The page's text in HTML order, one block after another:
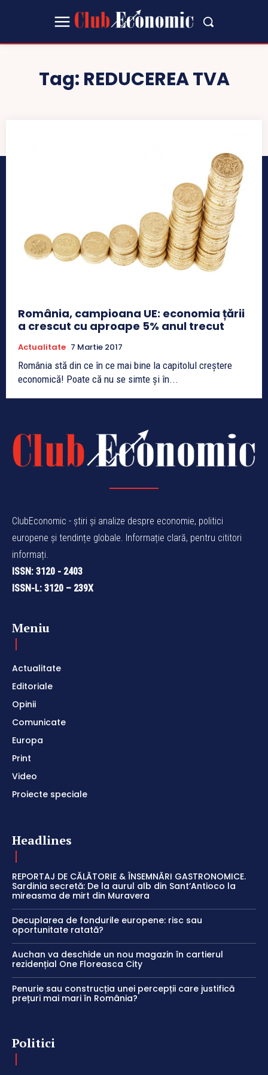
Tag: REDUCEREA TVA
România, campioana UE: economia țării
a crescut cu aproape 5% anul trecut
Actualitate 7 Martie 2017
România stă din ce în ce mai bine la capitolul creştere
economică! Poate că nu se simte şi în...
ClubEconomic - știri și analize despre economie, politici
europene și tendințe globale. Informație clară, pentru cititori
informați.
ISSN: 3120 - 2403
ISSN-L: 3120 – 239X
Meniu
Actualitate
Editoriale
Opinii
Comunicate
Europa
Print
Video
Proiecte speciale
Headlines
REPORTAJ DE CĂLĂTORIE & ÎNSEMNĂRI GASTRONOMICE.
Sardinia secretă: De la aurul alb din Sant’Antioco la
mireasma de mirt din Muravera
Decuplarea de fondurile europene: risc sau
oportunitate ratată?
Auchan va deschide un nou magazin în cartierul
rezidențial One Floreasca City
Penurie sau construcția unei percepții care justifică
prețuri mai mari în România?
Politici